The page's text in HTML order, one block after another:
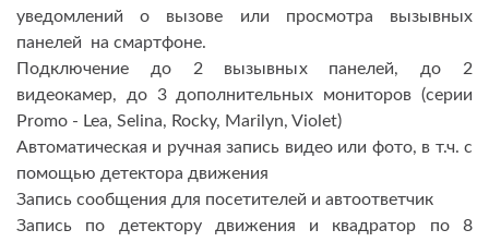
уведомлений о вызове или просмотра вызывных
панелей на смартфоне.
Подключение до 2 вызывных панелей, до 2
видеокамер, до 3 дополнительных мониторов (серии
Promo - Lea, Selina, Rocky, Marilyn, Violet)
Автоматическая и ручная запись видео или фото, в т.ч. с
помощью детектора движения
Запись сообщения для посетителей и автоответчик
Запись по детектору движения и квадратор по 8